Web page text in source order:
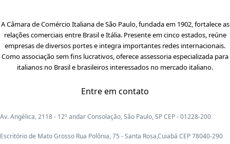
A Câmara de Comércio Italiana de São Paulo, fundada em 1902, fortalece as
relações comerciais entre Brasil e Itália. Presente em cinco estados, reúne
empresas de diversos portes e integra importantes redes internacionais.
Como associação sem fins lucrativos, oferece assessoria especializada para
italianos no Brasil e brasileiros interessados no mercado italiano.
Entre em contato
Av. Angélica, 2118 - 12º andar Consolação, São Paulo, SP CEP - 01228-200
Escritório de Mato Grosso Rua Polônia, 75 - Santa Rosa,Cuiabá CEP 78040-290